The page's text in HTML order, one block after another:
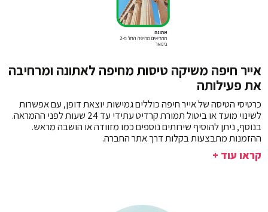
אייר חיפה משיקה טיסות מחיפה לאתונה ומרחיבה
את פעילותה
כרטיסי הטיסה של אייר חיפה כוללים גמישות יוצאת דופן, עם אפשרות
לשינוי מועד או ביטול תמורת קרדיט עתידי עד 24 שעות לפני ההמראה.
בנוסף, ניתן להוסיף שירותים נוספים כמו מזוודה או הושבה מראש.
ההזמנות מתבצעות בקלות דרך אתר החברה.
קראו עוד +